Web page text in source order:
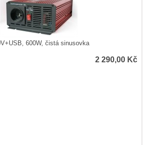
600W, čistá sinusovka
2 290,00 Kč